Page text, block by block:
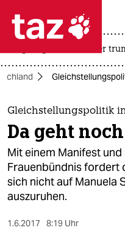
 taz
taz
themen
politik
öko
gesellschaft
kultur
usa unter
Gleichstellungspolitik
Da geht
Mit einem Manifest und
Frauenbündnis fordert
sich nicht auf Manuela
auszuruhen.
1.6.2017 8:19 Uhr